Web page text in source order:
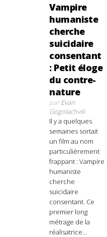
Vampire
humaniste
cherche
suicidaire
consentant
: Petit éloge
du contre-
nature
parEvan
Gogolachvili
Il y a quelques
semaines sortait
un film au nom
particulièrement
frappant : Vampire
humaniste
cherche
suicidaire
consentant. Ce
premier long
métrage de la
réalisatrice...